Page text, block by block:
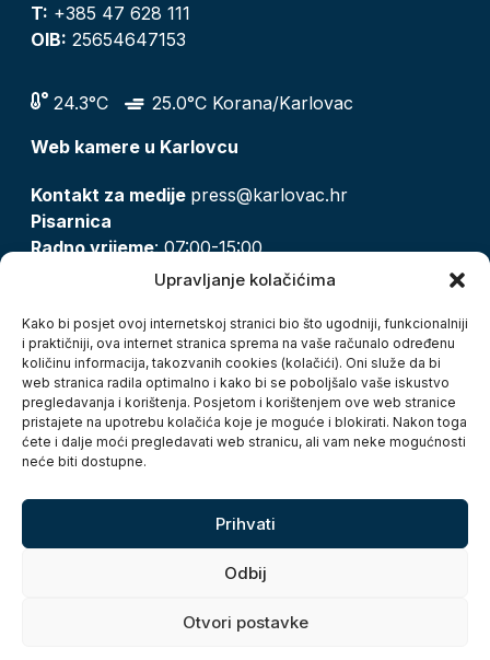
Upravljanje kolačićima
Kako bi posjet ovoj internetskoj stranici bio što ugodniji, funkcionalniji
i praktičniji, ova internet stranica sprema na vaše računalo određenu
količinu informacija, takozvanih cookies (kolačići). Oni služe da bi
web stranica radila optimalno i kako bi se poboljšalo vaše iskustvo
pregledavanja i korištenja. Posjetom i korištenjem ove web stranice
pristajete na upotrebu kolačića koje je moguće i blokirati. Nakon toga
ćete i dalje moći pregledavati web stranicu, ali vam neke mogućnosti
neće biti dostupne.
Prihvati
Odbij
Otvori postavke
T: +385 47 628 111
OIB: 25654647153
24.3°C
25.0°C Korana/Karlovac
Web kamere u Karlovcu
Kontakt za medije press@karlovac.hr
Pisarnica
Radno vrijeme: 07:00-15:00
pisarnica@karlovac.hr
Zaštita osobnih podataka
Pristup informacijama
Kolačići
Izjava o pristupačnosti
Turistička zajednica grada Karlovca